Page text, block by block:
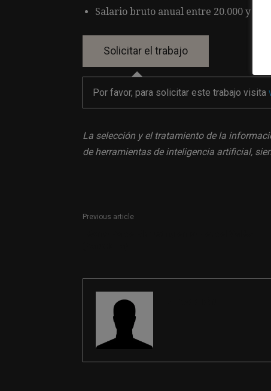
Salario bruto anual entre 20.000 y
Por favor, para solicitar este trabajo visita
La selección y el tratamiento de la
de herramientas de inteligencia artificial,
Previous article